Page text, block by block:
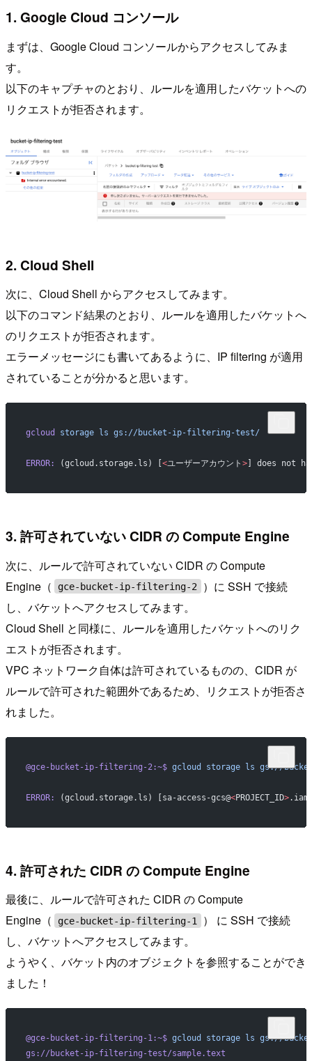
1. Google Cloud コンソール
まずは、Google Cloud コンソールからアクセスしてみま
す。
以下のキャプチャのとおり、ルールを適用したバケットへの
リクエストが拒否されます。
2. Cloud Shell
次に、Cloud Shell からアクセスしてみます。
以下のコマンド結果のとおり、ルールを適用したバケットへ
のリクエストが拒否されます。
エラーメッセージにも書いてあるように、IP filtering が適用
されていることが分かると思います。
gcloud storage ls gs://bucket-ip-filtering-test/
ERROR: (gcloud.storage.ls) [ <ユーザーアカウント >] does not
3. 許可されていない CIDR の Compute Engine
次に、ルールで許可されていない CIDR の Compute
Engine（
gce-bucket-ip-filtering-2
）に SSH で接続
し、バケットへアクセスしてみます。
Cloud Shell と同様に、ルールを適用したバケットへのリク
エストが拒否されます。
VPC ネットワーク自体は許可されているものの、CIDR が
ルールで許可された範囲外であるため、リクエストが拒否さ
れました。
@gce-bucket-ip-filtering-2:~$ gcloud storage ls gs://
ERROR: (gcloud.storage.ls) [sa-access-gcs@<PROJECT_ID>
4. 許可された CIDR の Compute Engine
最後に、ルールで許可された CIDR の Compute
Engine（
gce-bucket-ip-filtering-1
） に SSH で接続
し、バケットへアクセスしてみます。
ようやく、バケット内のオブジェクトを参照することができ
ました！
@gce-bucket-ip-filtering-1:~$ gcloud storage ls gs://
gs://bucket-ip-filtering-test/sample.text